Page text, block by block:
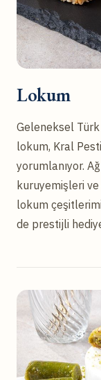
Lokum
Geleneksel Türk
lokum, Kral
yorumlanıyor.
kuruyemişleri
lokum
de prestijli